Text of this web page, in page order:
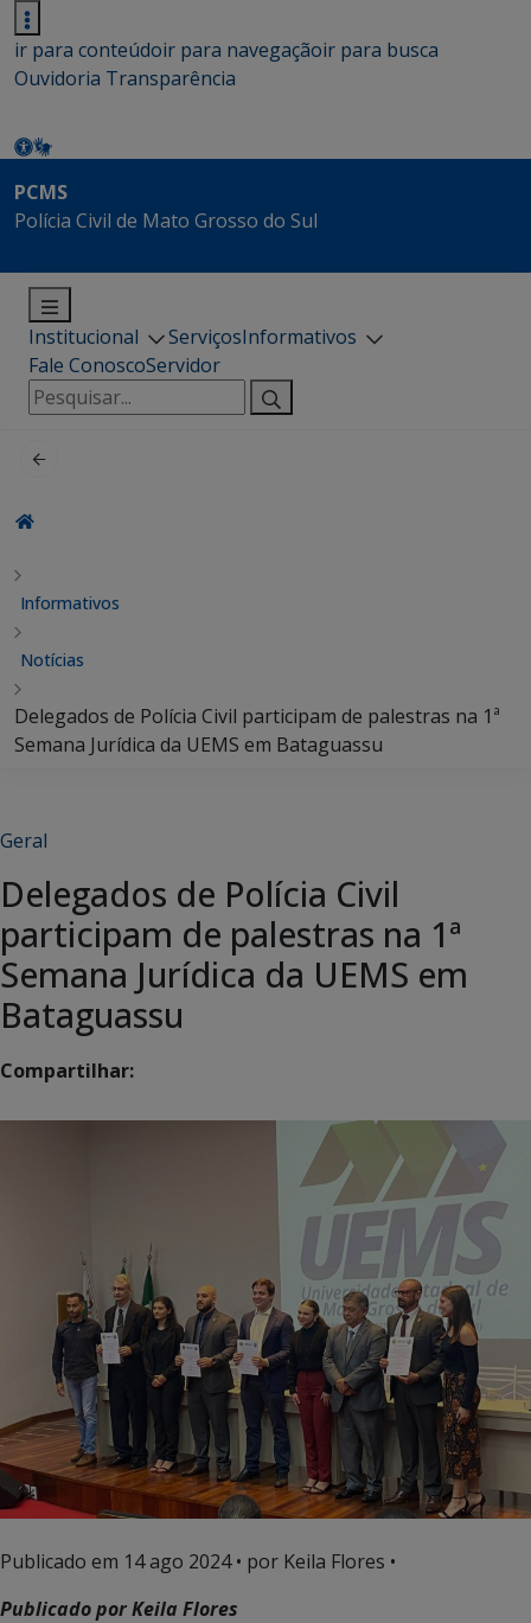
ir para conteúdoir para navegaçãoir para busca
Ouvidoria Transparência
PCMS
Polícia Civil de Mato Grosso do Sul
Institucional ServiçosInformativos
Fale ConoscoServidor
Pesquisar
por:
Informativos
Notícias
Delegados de Polícia Civil participam de palestras na 1ª
Semana Jurídica da UEMS em Bataguassu
Geral
Delegados de Polícia Civil
participam de palestras na 1ª
Semana Jurídica da UEMS em
Bataguassu
Compartilhar:
Publicado em 14 ago 2024• por Keila Flores •
Publicado por Keila Flores